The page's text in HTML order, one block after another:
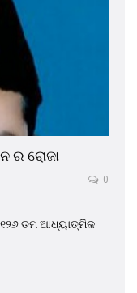
ର ରୋଜା
0
ତମ ଆଧ୍ୟାତ୍ମିକ